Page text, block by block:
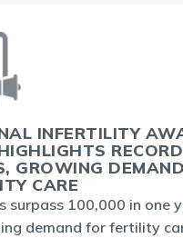
INFERTILITY
GROWING
CARE
surpass 100,000 in one
demand for fertility